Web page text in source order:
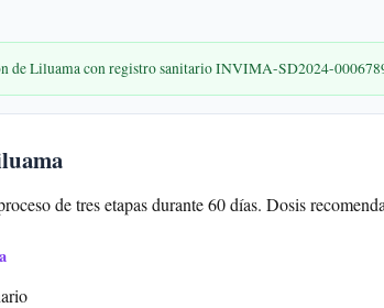
de Liluama con registro sanitario INVIMA-SD2024-
de tres etapas durante 60 días. Dosis